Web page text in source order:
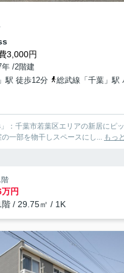
3,000円
/2階建
駅 徒歩12分
総武線「千葉」駅 バス25分 「ツツ
：千葉市若葉区エリアの新居にピ
一部を物干しスペースにし... もっ
階
万円
階 / 29.75㎡ / 1K